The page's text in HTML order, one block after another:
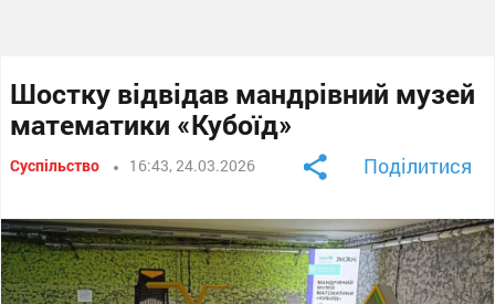
Шостку відвідав мандрівний музей
математики «Кубоїд»
Суспільство 16:43, 24.03.2026 Поділитися